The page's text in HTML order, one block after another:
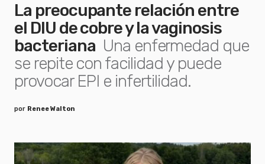
La preocupante relación entre
el DIU de cobre y la vaginosis
bacteriana Una enfermedad que
se repite con facilidad y puede
provocar EPI e infertilidad.
por Renee Walton